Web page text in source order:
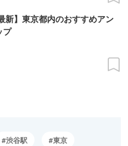
新】東京都内のおすすめアン
プ
渋谷駅 東京